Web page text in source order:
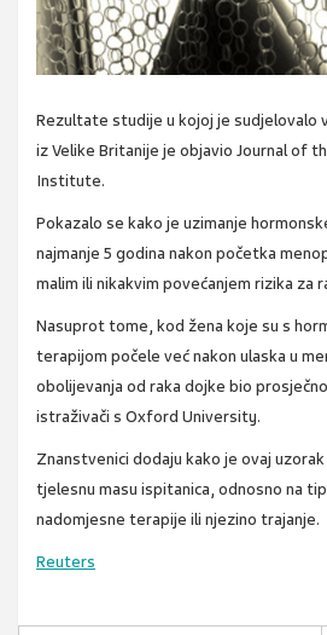
Rezultate studije u kojoj je sudjelovalo
iz Velike Britanije je objavio Journal of
Institute.
Pokazalo se kako je uzimanje
najmanje 5 godina nakon početka
malim ili nikakvim povećanjem rizika za
Nasuprot tome, kod žena koje su s
terapijom počele već nakon ulaska u
obolijevanja od raka dojke bio
istraživači s Oxford University.
Znanstvenici dodaju kako je ovaj
tjelesnu masu ispitanica, odnosno na
nadomjesne terapije ili njezino trajanje.
Reuters